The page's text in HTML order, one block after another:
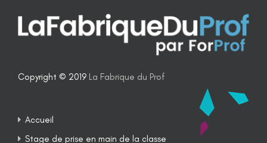
Copyright © 2019 La Fabrique du Prof
Accueil
Stage de prise en main de la classe